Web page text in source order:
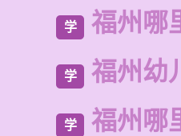
学 福州哪
学 福州幼
学 福州哪